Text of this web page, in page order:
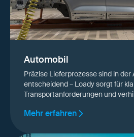
Automobil
Präzise Lieferprozesse sind in
entscheidend – Loady sorgt für
Transportanforderungen und
Mehr erfahren